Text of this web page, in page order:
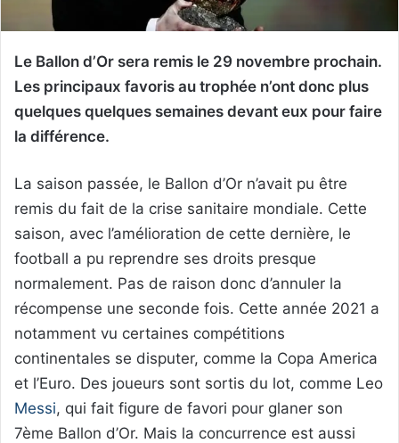
Le Ballon d’Or sera remis le 29 novembre prochain.
Les principaux favoris au trophée n’ont donc plus
quelques quelques semaines devant eux pour faire
la différence.
La saison passée, le Ballon d’Or n’avait pu être
remis du fait de la crise sanitaire mondiale. Cette
saison, avec l’amélioration de cette dernière, le
football a pu reprendre ses droits presque
normalement. Pas de raison donc d’annuler la
récompense une seconde fois. Cette année 2021 a
notamment vu certaines compétitions
continentales se disputer, comme la Copa America
et l’Euro. Des joueurs sont sortis du lot, comme Leo
Messi, qui fait figure de favori pour glaner son
7ème Ballon d’Or. Mais la concurrence est aussi